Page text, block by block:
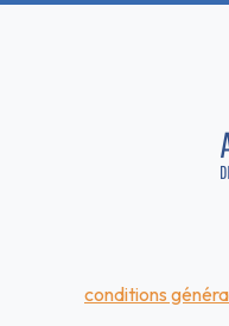
conditions